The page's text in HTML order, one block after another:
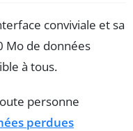
conviviale et sa
Mo de données
à tous.
personne
perdues